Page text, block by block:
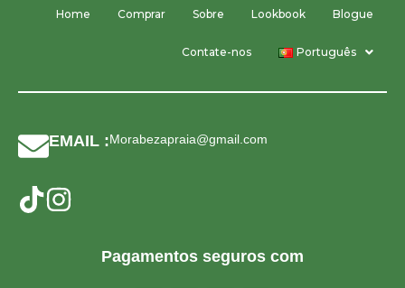
Home Comprar Sobre Lookbook Blogue
Contate-nos Português
EMAIL :Morabezapraia@gmail.com
Pagamentos seguros com